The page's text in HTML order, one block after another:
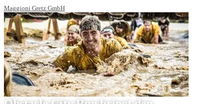
Maggioni Gretz GmbH